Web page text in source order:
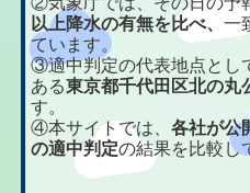
以上降水の有無を比べ、一
ています。
③適中判定の代表地点とし
ある東京都千代田区北の丸
す。
④本サイトでは、各社が公
の適中判定の結果を比較し